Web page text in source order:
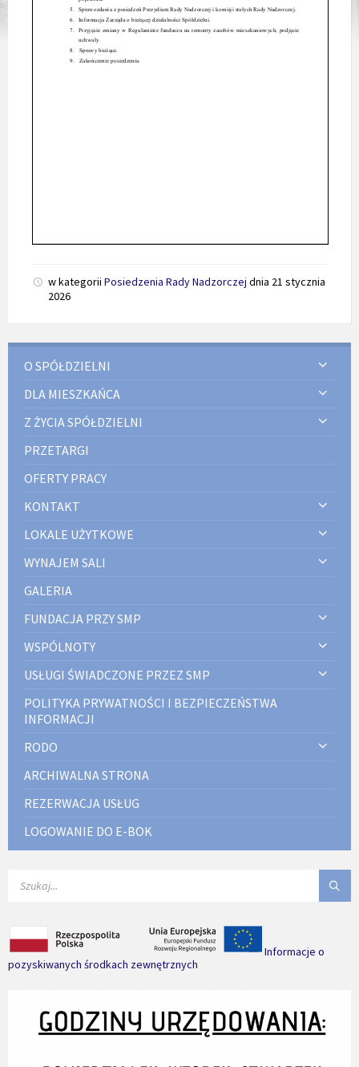
w kategorii Posiedzenia Rady Nadzorczej dnia 21 stycznia
2026
O SPÓŁDZIELNI
DLA MIESZKAŃCA
Z ŻYCIA SPÓŁDZIELNI
PRZETARGI
OFERTY PRACY
KONTAKT
LOKALE UŻYTKOWE
WYNAJEM SALI
GALERIA
FUNDACJA PRZY SMP
WSPÓLNOTY
USŁUGI ŚWIADCZONE PRZEZ SMP
POLITYKA PRYWATNOŚCI I BEZPIECZEŃSTWA
INFORMACJI
RODO
ARCHIWALNA STRONA
REZERWACJA USŁUG
LOGOWANIE DO E-BOK
Informacje o
pozyskiwanych środkach zewnętrznych